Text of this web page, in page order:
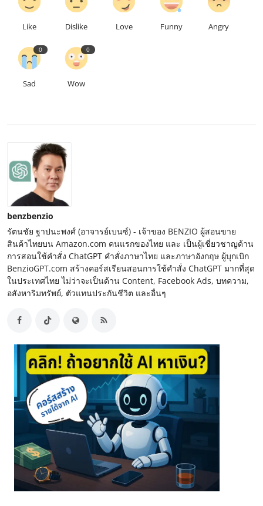
Like Dislike Love Funny Angry
0
Sad
0
Wow
benzbenzio
รัตนชัย ฐาปนะพงศ์ (อาจารย์เบนซ์) - เจ้าของ BENZIO ผู้สอนขาย
สินค้าไทยบน Amazon.com คนแรกของไทย และ เป็นผู้เชี่ยวชาญด้าน
การสอนใช้คำสั่ง ChatGPT คำสั่งภาษาไทย และภาษาอังกฤษ ผู้บุกเบิก
BenzioGPT.com สร้างคอร์สเรียนสอนการใช้คำสั่ง ChatGPT มากที่สุด
ในประเทศไทย ไม่ว่าจะเป็นด้าน Content, Facebook Ads, บทความ,
อสังหาริมทรัพย์, ตัวแทนประกันชีวิต และอื่นๆ